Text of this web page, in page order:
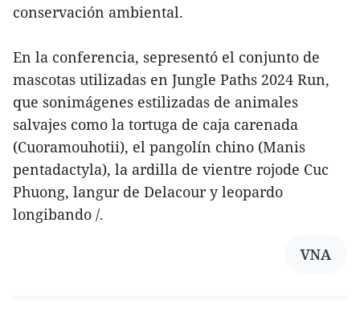
conservación ambiental.
En la conferencia, sepresentó el conjunto de
mascotas utilizadas en Jungle Paths 2024 Run,
que sonimágenes estilizadas de animales
salvajes como la tortuga de caja carenada
(Cuoramouhotii), el pangolín chino (Manis
pentadactyla), la ardilla de vientre rojode Cuc
Phuong, langur de Delacour y leopardo
longibando /.
VNA